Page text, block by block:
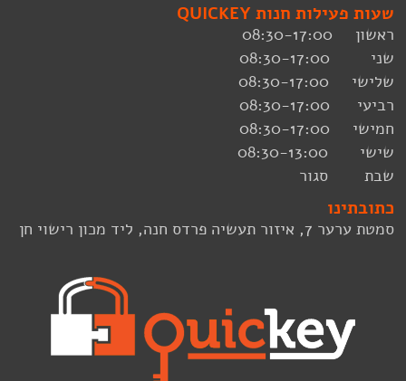
שעות פעילות חנות QUICKEY
ראשון 08:30-17:00
שני 08:30-17:00
שלישי 08:30-17:00
רביעי 08:30-17:00
חמישי 08:30-17:00
שישי 08:30-13:00
שבת סגור
כתובתינו
סמטת ערער 7, איזור תעשיה פרדס חנה, ליד מכון רישוי חן